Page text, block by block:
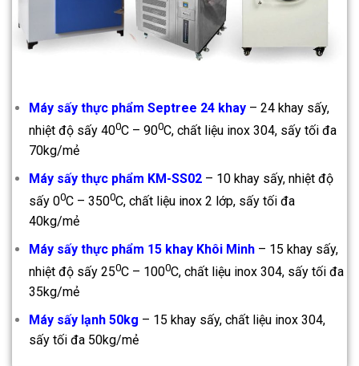
Máy sấy thực phẩm Septree 24 khay – 24 khay sấy,
nhiệt độ sấy 400C – 900C, chất liệu inox 304, sấy tối đa
70kg/mẻ
Máy sấy thực phẩm KM-SS02 – 10 khay sấy, nhiệt độ
sấy 00C – 3500C, chất liệu inox 2 lớp, sấy tối đa
40kg/mẻ
Máy sấy thực phẩm 15 khay Khôi Minh – 15 khay sấy,
nhiệt độ sấy 250C – 1000C, chất liệu inox 304, sấy tối đa
35kg/mẻ
Máy sấy lạnh 50kg – 15 khay sấy, chất liệu inox 304,
sấy tối đa 50kg/mẻ